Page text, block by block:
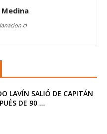
LAVÍN SALIÓ DE CAPITÁN
DE 90 ...